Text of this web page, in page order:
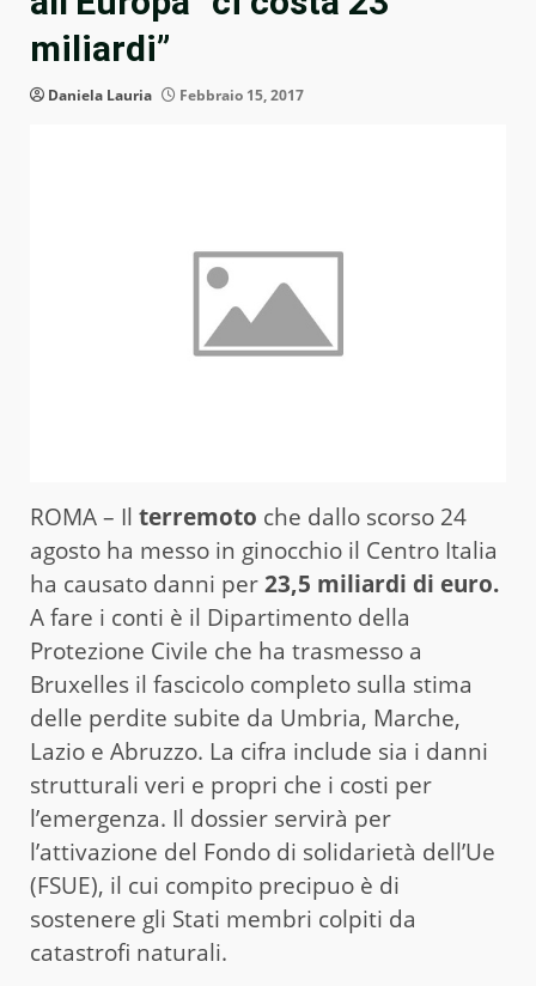
miliardi”
Daniela Lauria Febbraio 15, 2017
ROMA – Il terremoto che dallo scorso 24
agosto ha messo in ginocchio il Centro Italia
ha causato danni per23,5 miliardi di euro.
A fare i conti è il Dipartimento della
Protezione Civile che ha trasmesso a
Bruxelles il fascicolo completo sulla stima
delle perdite subite da Umbria, Marche,
Lazio e Abruzzo. La cifra include sia i danni
strutturali veri e propri che i costi per
l’emergenza. Il dossier servirà per
l’attivazione del Fondo di solidarietà dell’Ue
(FSUE), il cui compito precipuo è di
sostenere gli Stati membri colpiti da
catastrofi naturali.